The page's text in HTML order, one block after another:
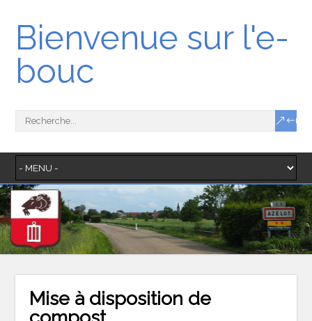
Bienvenue sur l'e-
bouc
Mise à disposition de